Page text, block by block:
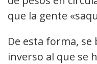
que la gente
De esta forma,
inverso al que se